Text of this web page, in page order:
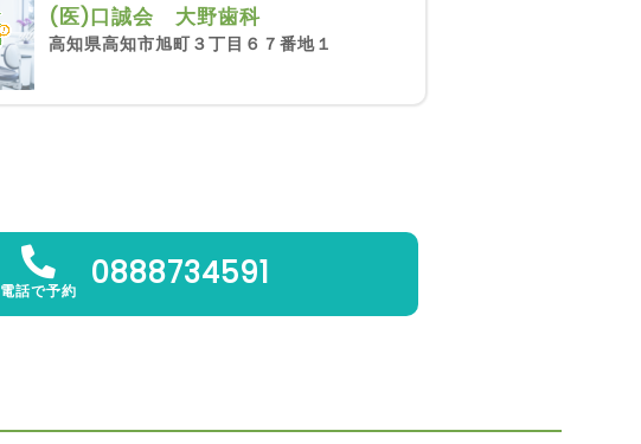
(医)口誠会 大野歯科
高知県高知市旭町３丁目６７番地１
電話で予約 0888734591